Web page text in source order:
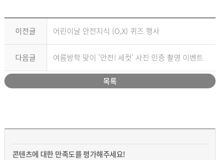
이전글 어린이날 안전지식 (O,X) 퀴즈 행사
다음글 여름방학 맞이 '안전! 세컷' 사진 인증 촬영 이벤트
목록
콘텐츠에 대한 만족도를 평가해주세요!